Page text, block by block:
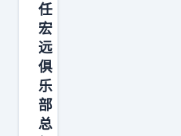
是
把
几
个
明
星
土
不
服
。
山
东
少
扯
皮
，
越
少
后
租
借
到
广
东
么
“
青
春
风
暴
任
宏
远
俱
乐
部
总